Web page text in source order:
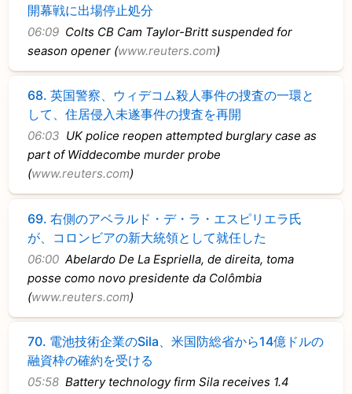
開幕戦に出場停止処分
06:09 Colts CB Cam Taylor-Britt suspended for
season opener (www.reuters.com)
68.英国警察、ウィデコム殺人事件の捜査の一環と
して、住居侵入未遂事件の捜査を再開
06:03 UK police reopen attempted burglary case as
part of Widdecombe murder probe
(www.reuters.com)
69.右側のアベラルド・デ・ラ・エスピリエラ氏
が、コロンビアの新大統領として就任した
06:00 Abelardo De La Espriella, de direita, toma
posse como novo presidente da Colômbia
(www.reuters.com)
70. 電池技術企業のSila、米国防総省から14億ドルの
融資枠の確約を受ける
05:58 Battery technology firm Sila receives 1.4